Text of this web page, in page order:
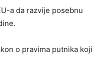
a da razvije posebnu
o pravima putnika koji